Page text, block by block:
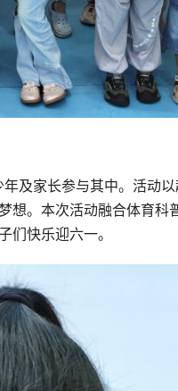
及家长参与其中。活动
。本次活动融合体育科
们快乐迎六一。